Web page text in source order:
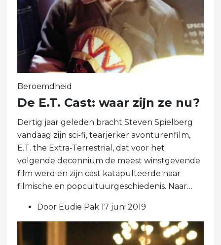
Beroemdheid
De E.T. Cast: waar zijn ze nu?
Dertig jaar geleden bracht Steven Spielberg
vandaag zijn sci-fi, tearjerker avonturenfilm,
E.T. the Extra-Terrestrial, dat voor het
volgende decennium de meest winstgevende
film werd en zijn cast katapulteerde naar
filmische en popcultuurgeschiedenis. Naar…
Door Eudie Pak 17 juni 2019